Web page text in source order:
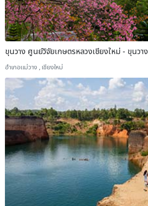
ขุนวาง ศูนย์วิจัยเกษตรหลวงเชียงใหม่ - ขุนวาง
อำเภอแม่วาง , เชียงใหม่